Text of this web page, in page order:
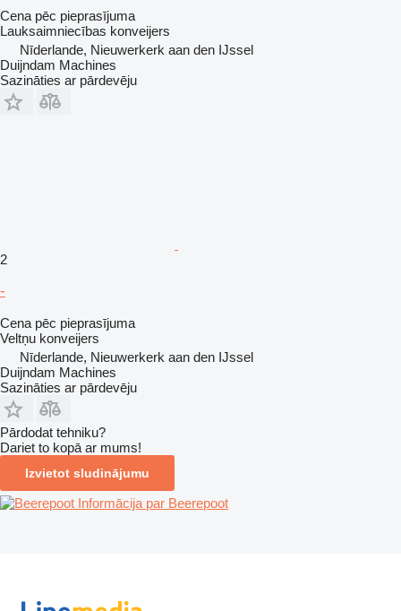
Cena pēc pieprasījuma
Lauksaimniecības konveijers
Nīderlande, Nieuwerkerk aan den IJssel
Duijndam Machines
Sazināties ar pārdevēju
2
-
Cena pēc pieprasījuma
Veltņu konveijers
Nīderlande, Nieuwerkerk aan den IJssel
Duijndam Machines
Sazināties ar pārdevēju
Pārdodat tehniku?
Dariet to kopā ar mums!
Izvietot sludinājumu
Informācija par Beerepoot